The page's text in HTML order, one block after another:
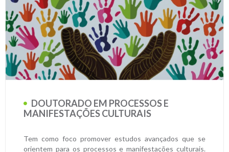
DOUTORADO EM PROCESSOS E
MANIFESTAÇÕES CULTURAIS
Tem como foco promover estudos avançados que se
orientem para os processos e manifestações culturais.